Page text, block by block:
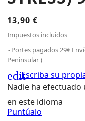
13,90 €
Impuestos incluidos
Portes pagados 29€
Peninsular )
editEscriba su
Nadie ha efectuado
en este idioma
Puntúalo